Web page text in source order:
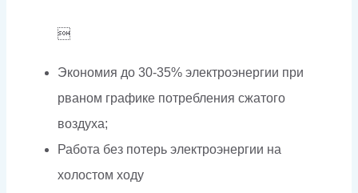

Экономия до 30-35% электроэнергии при
рваном графике потребления сжатого
воздуха;
Работа без потерь электроэнергии на
холостом ходу